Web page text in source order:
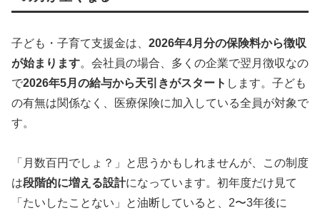
子ども・子育て支援金は、 2026年4月分の保険料から徴収
が始まります。会社員の場合、多くの企業で翌月徴収なの
で2026年5月の給与から天引きがスタート します。子ども
の有無は関係なく、医療保険に加入している全員が対象で
す。
「月数百円でしょ？」と思うかもしれませんが、この制度
は段階的に増える設計になっています。初年度だけ見て
「たいしたことない」と油断していると、2〜3年後に